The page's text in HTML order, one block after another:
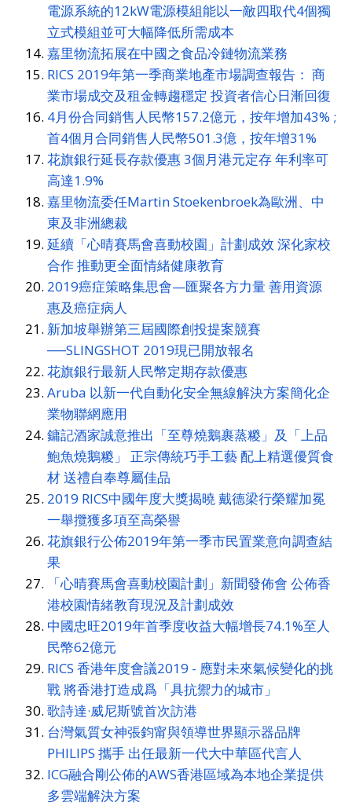
電源系統的12kW電源模組能以一敵四取代4個獨
立式模組並可大幅降低所需成本
嘉里物流拓展在中國之食品冷鏈物流業務
RICS 2019年第一季商業地產市場調查報告： 商
業市場成交及租金轉趨穩定 投資者信心日漸回復
4月份合同銷售人民幣157.2億元，按年增加43% ;
首4個月合同銷售人民幣501.3億，按年增31%
花旗銀行延長存款優惠 3個月港元定存 年利率可
高達1.9%
嘉里物流委任Martin Stoekenbroek為歐洲、中
東及非洲總裁
延續「心晴賽馬會喜動校園」計劃成效 深化家校
合作 推動更全面情緒健康教育
2019癌症策略集思會—匯聚各方力量 善用資源
惠及癌症病人
新加坡舉辦第三屆國際創投提案競賽
──SLINGSHOT 2019現已開放報名
花旗銀行最新人民幣定期存款優惠
Aruba 以新一代自動化安全無線解決方案簡化企
業物聯網應用
鏞記酒家誠意推出「至尊燒鵝裹蒸糉」及「上品
鮑魚燒鵝糉」 正宗傳統巧手工藝 配上精選優質食
材 送禮自奉尊屬佳品
2019 RICS中國年度大獎揭曉 戴德梁行榮耀加冕
一舉攬獲多項至高榮譽
花旗銀行公佈2019年第一季市民置業意向調查結
果
「心晴賽馬會喜動校園計劃」新聞發佈會 公佈香
港校園情緒教育現況及計劃成效
中國忠旺2019年首季度收益大幅增長74.1%至人
民幣62億元
RICS 香港年度會議2019 - 應對未來氣候變化的挑
戰 將香港打造成爲「具抗禦力的城市」
歌詩達·威尼斯號首次訪港
台灣氣質女神張鈞甯與領導世界顯示器品牌
PHILIPS 攜手 出任最新一代大中華區代言人
ICG融合剛公佈的AWS香港區域為本地企業提供
多雲端解決方案